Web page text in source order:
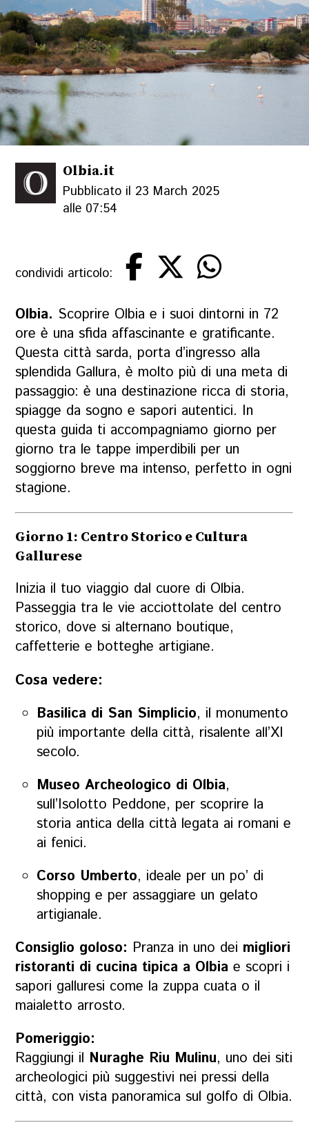
Olbia.it
Pubblicato il 23 March 2025
alle 07:54
condividi articolo:
Olbia. Scoprire Olbia e i suoi dintorni in 72
ore è una sfida affascinante e gratificante.
Questa città sarda, porta d’ingresso alla
splendida Gallura, è molto più di una meta di
passaggio: è una destinazione ricca di storia,
spiagge da sogno e sapori autentici. In
questa guida ti accompagniamo giorno per
giorno tra le tappe imperdibili per un
soggiorno breve ma intenso, perfetto in ogni
stagione.
Giorno 1: Centro Storico e Cultura
Gallurese
Inizia il tuo viaggio dal cuore di Olbia.
Passeggia tra le vie acciottolate del centro
storico, dove si alternano boutique,
caffetterie e botteghe artigiane.
Cosa vedere:
Basilica di San Simplicio, il monumento
più importante della città, risalente all’XI
secolo.
Museo Archeologico di Olbia,
sull’Isolotto Peddone, per scoprire la
storia antica della città legata ai romani e
ai fenici.
Corso Umberto, ideale per un po’ di
shopping e per assaggiare un gelato
artigianale.
Consiglio goloso: Pranza in uno dei migliori
ristoranti di cucina tipica a Olbia e scopri i
sapori galluresi come la zuppa cuata o il
maialetto arrosto.
Pomeriggio:
Raggiungi il Nuraghe Riu Mulinu, uno dei siti
archeologici più suggestivi nei pressi della
città, con vista panoramica sul golfo di Olbia.